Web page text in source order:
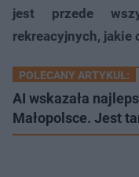
jest przede
rekreacyjnych, jakie
POLECANY ARTYKUŁ:
AI wskazała
Małopolsce. Jest